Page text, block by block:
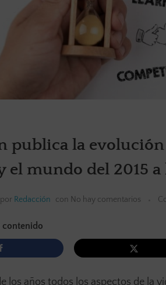
publica la
el mundo del 2015
por Redacción con No hay comentarios
contenido
los años todos los aspectos de la